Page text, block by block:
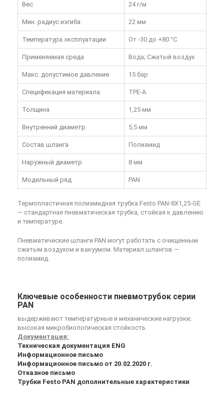
Вес 24 г/м
Мин. радиус изгиба 22 мм
Температура эксплуатации От -30 до +80 °C
Применяемая среда Вода; Сжатый воздух
Макс. допустимое давление 15 бар
Спецификация материала TPE-A
Толщина 1,25 мм
Внутренний диаметр 5,5 мм
Состав шланга Полиамид
Наружный диаметр 8 мм
Модельный ряд PAN
Термопластичная полиамидная трубка Festo PAN-8X1,25-GE
— стандартная пневматическая трубка, стойкая к давлению
и температуре.
Пневматические шланги PAN могут работать с очищенным
сжатым воздухом и вакуумом. Материал шлангов —
полиамид.
Ключевые особенности пневмотрубок серии
PAN
выдерживают температурные и механические нагрузки;
высокая микробиологическая стойкость.
Документация:
Техническая документация ENG
Информационное письмо
Информационное письмо от 20.02.2020 г.
Отказное письмо
Трубки Festo PAN дополнительные характеристики